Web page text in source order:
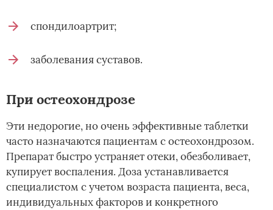
спондилоартрит;
заболевания суставов.
При остеохондрозе
Эти недорогие, но очень эффективные таблетки
часто назначаются пациентам с остеохондрозом.
Препарат быстро устраняет отеки, обезболивает,
купирует воспаления. Доза устанавливается
специалистом с учетом возраста пациента, веса,
индивидуальных факторов и конкретного